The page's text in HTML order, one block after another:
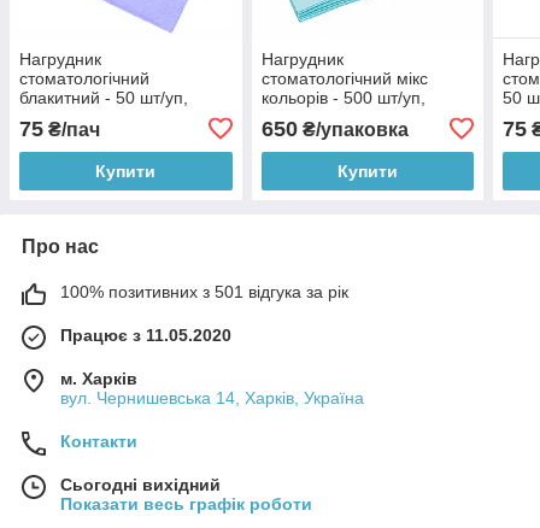
Нагрудник
стоматологічний
блакитний - 50 шт/уп,
одноразові бумажні
нагрудники-серветки для
стоматології
75 ₴/пач
Купити
Нагрудник
стоматологічний мікс
кольорів - 500 шт/уп,
одноразові бумажні
нагрудники-серветки для
стоматології
650₴/упаковка
Купити
50
75
Про нас
100% позитивних з 501 відгука за рік
Працює з 11.05.2020
м. Харків
вул. Чернишевська 14, Харків, Україна
Контакти
Сьогодні вихідний
Показати весь графік роботи